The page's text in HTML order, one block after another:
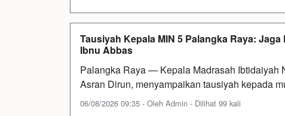
Tausiyah Kepala MIN 5 Palangka Raya:
Ibnu Abbas
Palangka Raya — Kepala Madrasah Ibtidaiyah
Asran Dirun, menyampaikan tausiyah kepada
06/08/2026 09:35 - Oleh Admin - Dilihat 99 kali